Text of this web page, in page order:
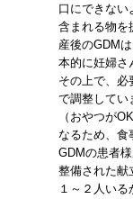
口にできない
含まれる物を
産後のGDM
本的に妊婦さ
その上で、必
で調整してい
（おやつが
なるため、食
GDMの患者
整備された献
１～２人い